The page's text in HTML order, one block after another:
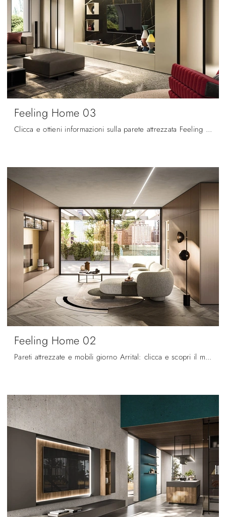
Feeling Home 03
Clicca e ottieni informazioni sulla parete attrezzata Feeling Home 03 del brand Arrital: è la soluzione dalle linee moderne ideale per te.
Feeling Home 02
Pareti attrezzate e mobili giorno Arrital: clicca e scopri il modello Feeling Home 02 e potrai arricchire stanze moderne di ogni genere.